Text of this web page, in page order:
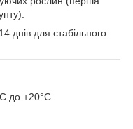
днів для стабільного
до +20°C